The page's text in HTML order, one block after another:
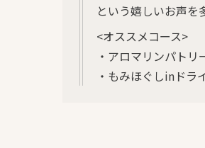
という嬉しいお声
<オススメコース>
・アロマリンパト
・もみほぐしinドラ